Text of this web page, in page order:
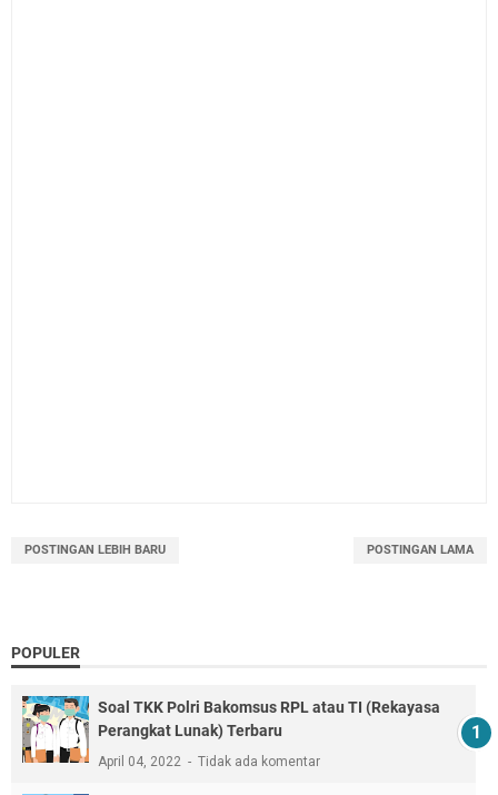
POSTINGAN LEBIH BARU POSTINGAN LAMA
POPULER
Soal TKK Polri Bakomsus RPL atau TI (Rekayasa
Perangkat Lunak) Terbaru
April 04, 2022 Tidak ada komentar